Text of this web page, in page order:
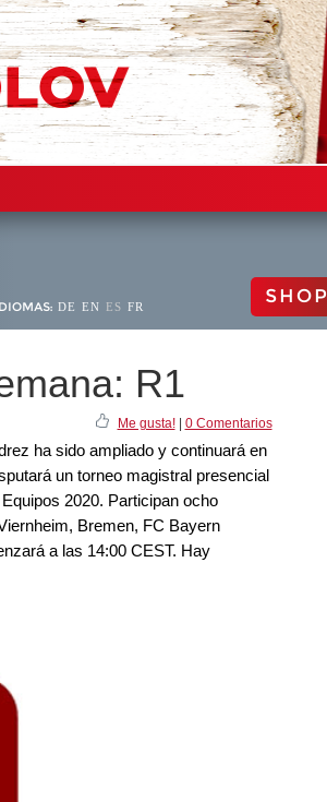
DE EN ES FR SHOP
R1
Me gusta!| 0 Comentarios
ha sido ampliado y continuará en
un torneo magistral presencial
2020. Participan ocho
Bremen, FC Bayern
a las 14:00 CEST. Hay